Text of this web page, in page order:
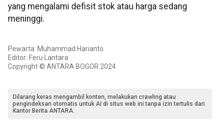
yang mengalami defisit stok atau harga sedang
meninggi.
Pewarta: Muhammad Harianto
Editor: Feru Lantara
Copyright © ANTARA BOGOR 2024
Dilarang keras mengambil konten, melakukan crawling atau
pengindeksan otomatis untuk AI di situs web ini tanpa izin tertulis dari
Kantor Berita ANTARA.